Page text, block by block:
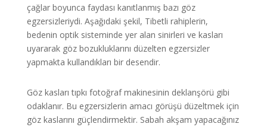
çağlar boyunca faydası kanıtlanmış bazı göz
egzersizleriydi. Aşağıdaki şekil, Tibetli rahiplerin,
bedenin optik sisteminde yer alan sinirleri ve kasları
uyararak göz bozukluklarını düzelten egzersizler
yapmakta kullandıkları bir desendir.
Göz kasları tıpkı fotoğraf makinesinin deklanşörü gibi
odaklanır. Bu egzersizlerin amacı görüşü düzeltmek için
göz kaslarını güçlendirmektir. Sabah akşam yapacağınız